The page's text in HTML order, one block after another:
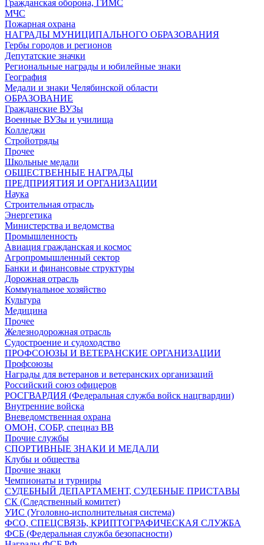
Гражданская оборона, ГИМС
МЧС
Пожарная охрана
НАГРАДЫ МУНИЦИПАЛЬНОГО ОБРАЗОВАНИЯ
Гербы городов и регионов
Депутатские значки
Региональные награды и юбилейные знаки
География
Медали и знаки Челябинской области
ОБРАЗОВАНИЕ
Гражданские ВУЗы
Военные ВУЗы и училища
Колледжи
Стройотряды
Прочее
Школьные медали
ОБЩЕСТВЕННЫЕ НАГРАДЫ
ПРЕДПРИЯТИЯ И ОРГАНИЗАЦИИ
Наука
Строительная отрасль
Энергетика
Министерства и ведомства
Промышленность
Авиация гражданская и космос
Агропромышленный сектор
Банки и финансовые структуры
Дорожная отрасль
Коммунальное хозяйство
Культура
Медицина
Прочее
Железнодорожная отрасль
Судостроение и судоходство
ПРОФСОЮЗЫ И ВЕТЕРАНСКИЕ ОРГАНИЗАЦИИ
Профсоюзы
Награды для ветеранов и ветеранских организаций
Российский союз офицеров
РОСГВАРДИЯ (Федеральная служба войск нацгвардии)
Внутренние войска
Вневедомственная охрана
ОМОН, СОБР, спецназ ВВ
Прочие службы
СПОРТИВНЫЕ ЗНАКИ И МЕДАЛИ
Клубы и общества
Прочие знаки
Чемпионаты и турниры
СУДЕБНЫЙ ДЕПАРТАМЕНТ, СУДЕБНЫЕ ПРИСТАВЫ
СК (Следственный комитет)
УИС (Уголовно-исполнительная система)
ФСО, СПЕЦСВЯЗЬ, КРИПТОГРАФИЧЕСКАЯ СЛУЖБА
ФСБ (Федеральная служба безопасности)